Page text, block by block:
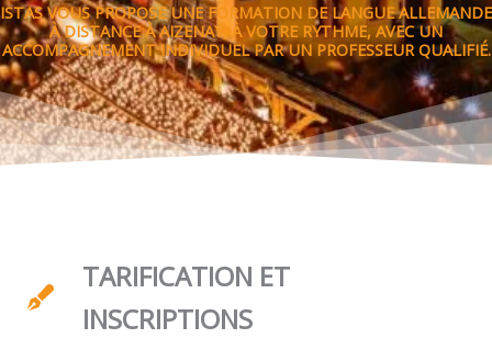
ISTAS VOUS PROPOSE UNE FORMATION DE LANGUE ALLEMANDE
À DISTANCE À AIZENAY, À VOTRE RYTHME, AVEC UN
ACCOMPAGNEMENT INDIVIDUEL PAR UN PROFESSEUR QUALIFIÉ.
TARIFICATION ET
INSCRIPTIONS